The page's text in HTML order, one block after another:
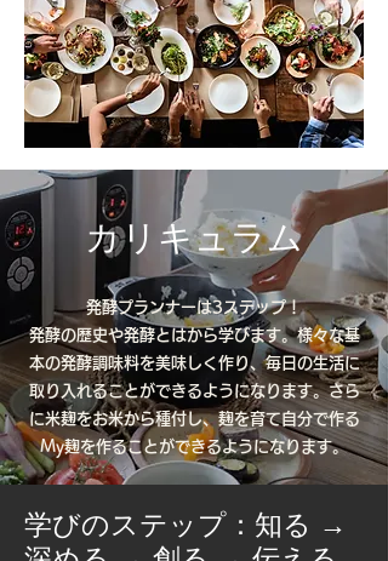
カリキュラム
発酵プランナーは3ステップ！
発酵の歴史や発酵とはから学びます。様々な基
本の発酵調味料を美味しく作り、毎日の生活に
取り入れることができるようになります。さら
に米麹をお米から種付し、麹を育て自分で作る
My麹を作ることができるようになります。
学びのステップ：知る →